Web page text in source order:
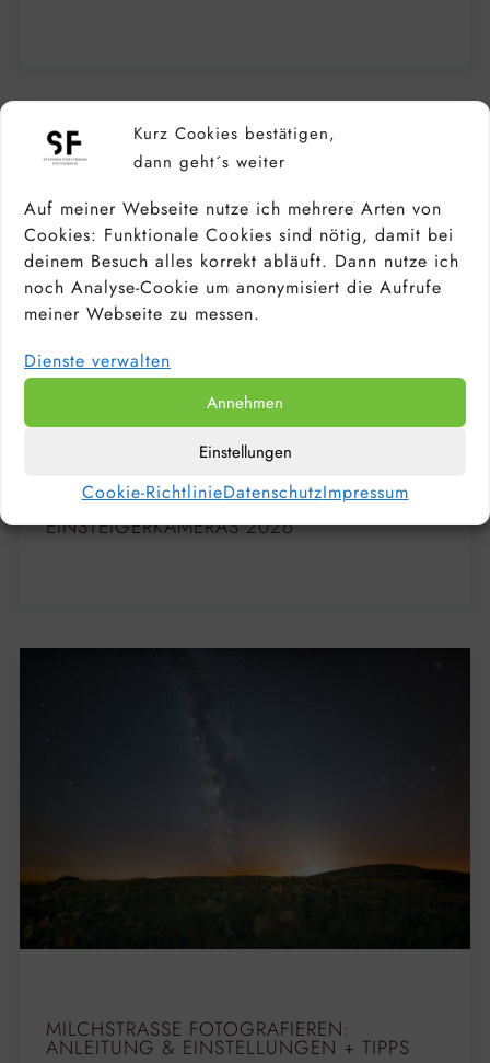
Kurz Cookies bestätigen,
dann geht´s weiter
Auf meiner Webseite nutze ich mehrere Arten von
Cookies: Funktionale Cookies sind nötig, damit bei
deinem Besuch alles korrekt abläuft. Dann nutze ich
noch Analyse-Cookie um anonymisiert die Aufrufe
meiner Webseite zu messen.
Dienste verwalten
Annehmen
Einstellungen
Cookie-RichtlinieDatenschutzImpressum
KAMERA FÜR ANFÄNGER &
HOBBYFOTOGRAFEN: DIE BESTEN
EINSTEIGERKAMERAS 2026
MILCHSTRASSE FOTOGRAFIEREN: A
NLEITUNG & EINSTELLUNGEN + TIPPS